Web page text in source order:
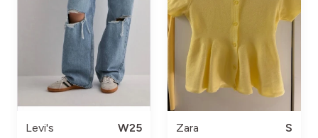
Levi's
W25
Zara
S